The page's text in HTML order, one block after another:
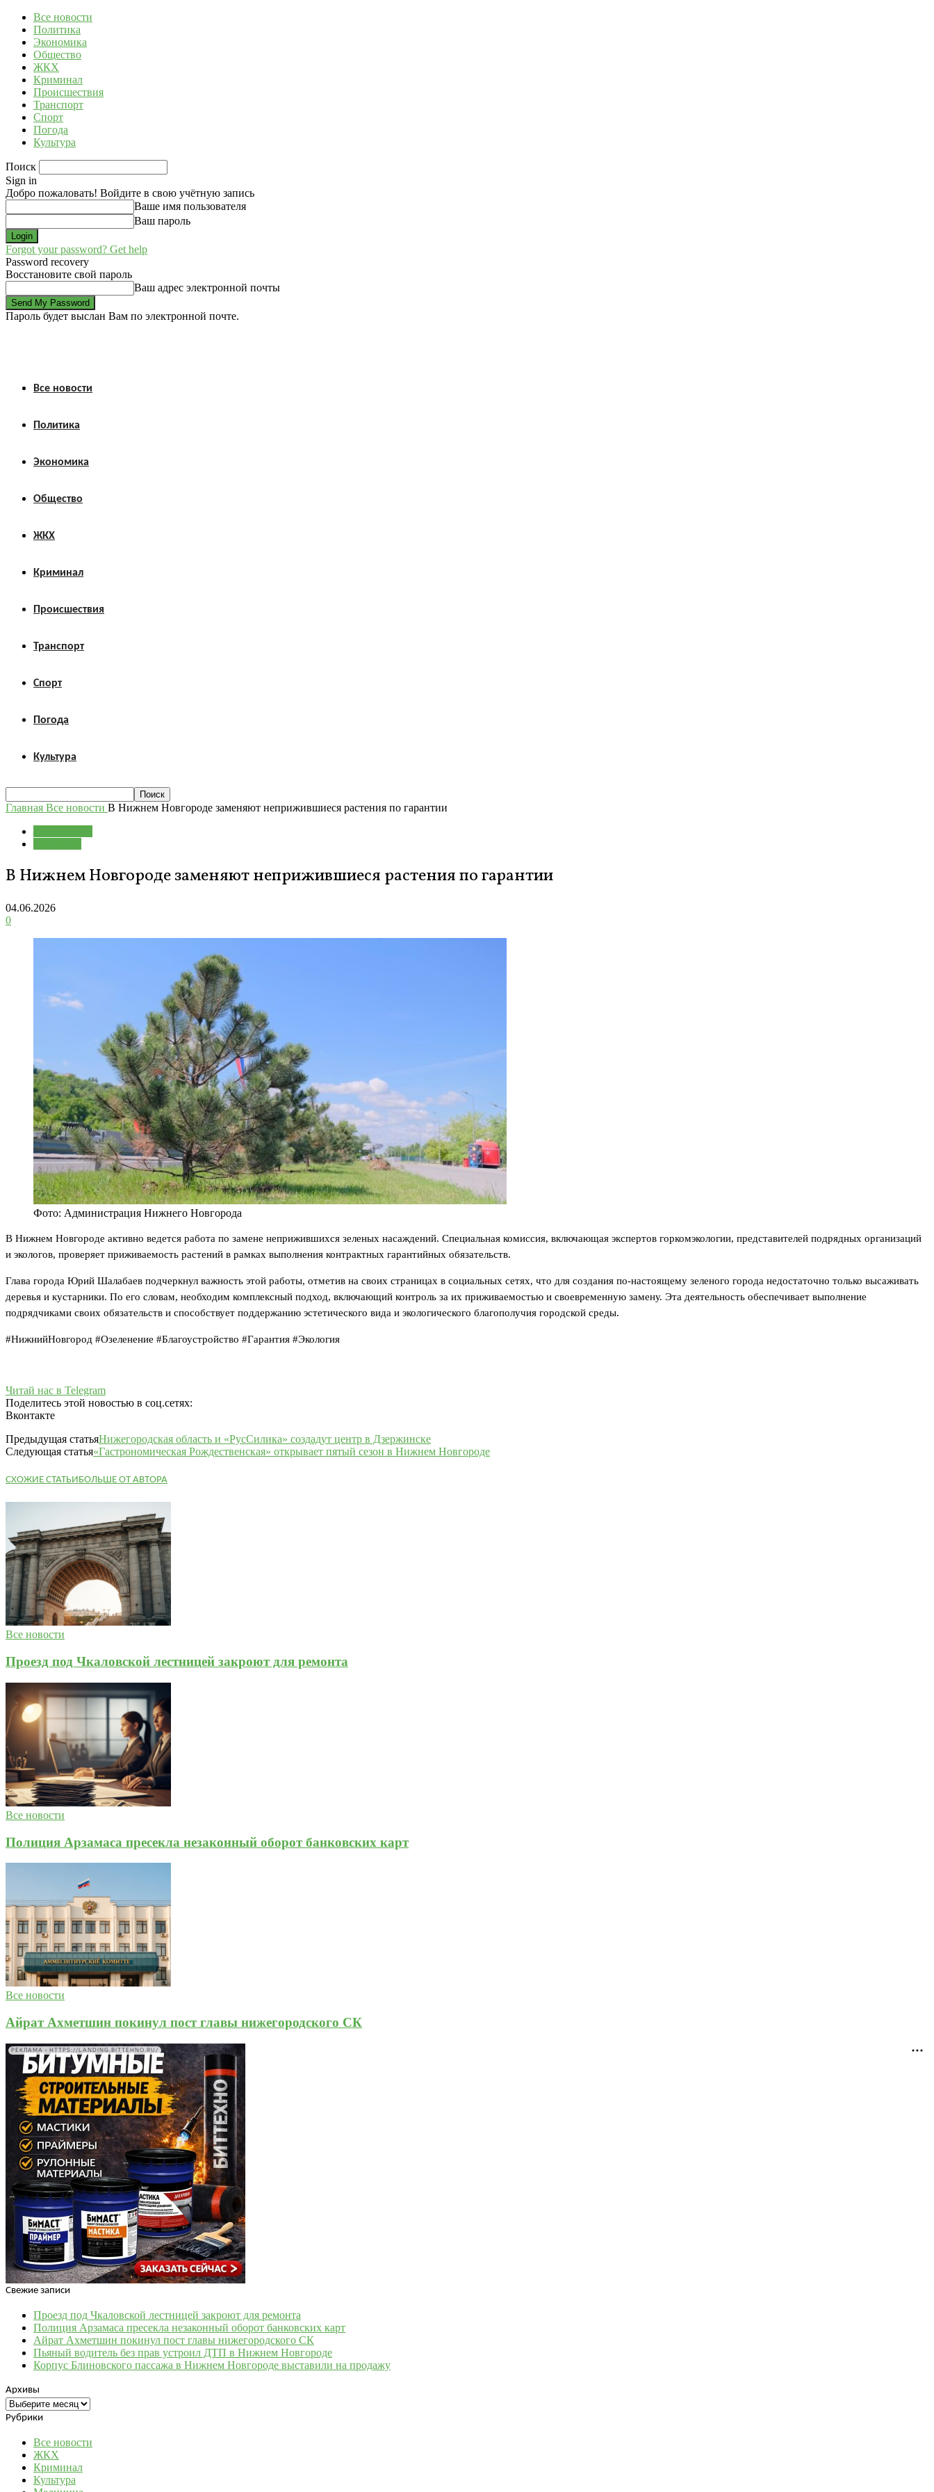
Все новости
Политика
Экономика
Общество
ЖКХ
Криминал
Происшествия
Транспорт
Спорт
Погода
Культура
Поиск
Sign in
Добро пожаловать! Войдите в свою учётную запись
Ваше имя пользователя
Ваш пароль
Forgot your password? Get help
Password recovery
Восстановите свой пароль
Ваш адрес электронной почты
Пароль будет выслан Вам по электронной почте.
Все новости
Политика
Экономика
Общество
ЖКХ
Криминал
Происшествия
Транспорт
Спорт
Погода
Культура
Главная Все новости В Нижнем Новгороде заменяют неприжившиеся растения по гарантии
В Нижнем Новгороде заменяют неприжившиеся растения по гарантии
04.06.2026
0
Фото: Администрация Нижнего Новгорода
В Нижнем Новгороде активно ведется работа по замене неприжившихся зеленых насаждений. Специальная комиссия, включающая экспертов горкомэкологии, представителей подрядных организаций
и экологов, проверяет приживаемость растений в рамках выполнения контрактных гарантийных обязательств.
Глава города Юрий Шалабаев подчеркнул важность этой работы, отметив на своих страницах в социальных сетях, что для создания по-настоящему зеленого города недостаточно только высаживать
деревья и кустарники. По его словам, необходим комплексный подход, включающий контроль за их приживаемостью и своевременную замену. Эта деятельность обеспечивает выполнение
подрядчиками своих обязательств и способствует поддержанию эстетического вида и экологического благополучия городской среды.
#НижнийНовгород #Озеленение #Благоустройство #Гарантия #Экология
Читай нас в Telegram
Поделитесь этой новостью в соц.сетях:
Вконтакте
Предыдущая статьяНижегородская область и «РусСилика» создадут центр в Дзержинске
Следующая статья«Гастрономическая Рождественская» открывает пятый сезон в Нижнем Новгороде
СХОЖИЕ СТАТЬИБОЛЬШЕ ОТ АВТОРА
Все новости
Проезд под Чкаловской лестницей закроют для ремонта
Все новости
Полиция Арзамаса пресекла незаконный оборот банковских карт
Все новости
Айрат Ахметшин покинул пост главы нижегородского СК
РЕКЛАМА • HTTPS://LANDING.BITTEHNO.RU/
Свежие записи
Проезд под Чкаловской лестницей закроют для ремонта
Полиция Арзамаса пресекла незаконный оборот банковских карт
Айрат Ахметшин покинул пост главы нижегородского СК
Пьяный водитель без прав устроил ДТП в Нижнем Новгороде
Корпус Блиновского пассажа в Нижнем Новгороде выставили на продажу
Архивы
Архивы
Рубрики
Все новости
ЖКХ
Криминал
Культура